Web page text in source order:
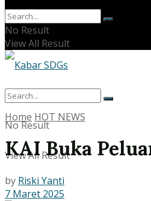
No Result
View All Result
No Result
View All Result
Home HOT NEWS
KAI Buka
by Riski Yanti
7 Maret 2025